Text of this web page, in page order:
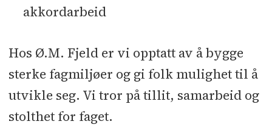
akkordarbeid
Hos Ø.M. Fjeld er vi opptatt av å bygge
sterke fagmiljøer og gi folk mulighet til å
utvikle seg. Vi tror på tillit, samarbeid og
stolthet for faget.